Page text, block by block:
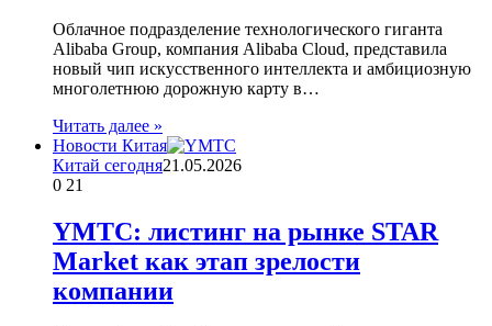
Облачное подразделение технологического гиганта
Alibaba Group, компания Alibaba Cloud, представила
новый чип искусственного интеллекта и амбициозную
многолетнюю дорожную карту в…
Читать далее »
Новости Китая
Китай сегодня21.05.2026
0 21
YMTC: листинг на рынке STAR
Market как этап зрелости
компании